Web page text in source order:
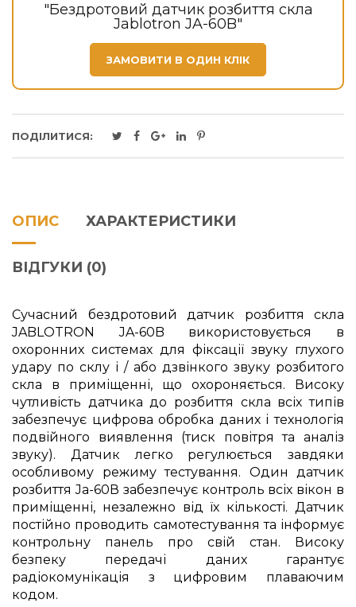
"Бездротовий датчик розбиття скла
Jablotron JA-60B"
ЗАМОВИТИ В ОДИН КЛІК
ПОДІЛИТИСЯ:
ОПИС ХАРАКТЕРИСТИКИ
ВІДГУКИ (0)
Сучасний бездротовий датчик розбиття скла
JABLOTRON JA-60B використовується в
охоронних системах для фіксації звуку глухого
удару по склу і / або дзвінкого звуку розбитого
скла в приміщенні, що охороняється. Високу
чутливість датчика до розбиття скла всіх типів
забезпечує цифрова обробка даних і технологія
подвійного виявлення (тиск повітря та аналіз
звуку). Датчик легко регулюється завдяки
особливому режиму тестування. Один датчик
розбиття Ja-60В забезпечує контроль всіх вікон в
приміщенні, незалежно від їх кількості. Датчик
постійно проводить самотестування та інформує
контрольну панель про свій стан. Високу
безпеку передачі даних гарантує
радіокомунікація з цифровим плаваючим
кодом.